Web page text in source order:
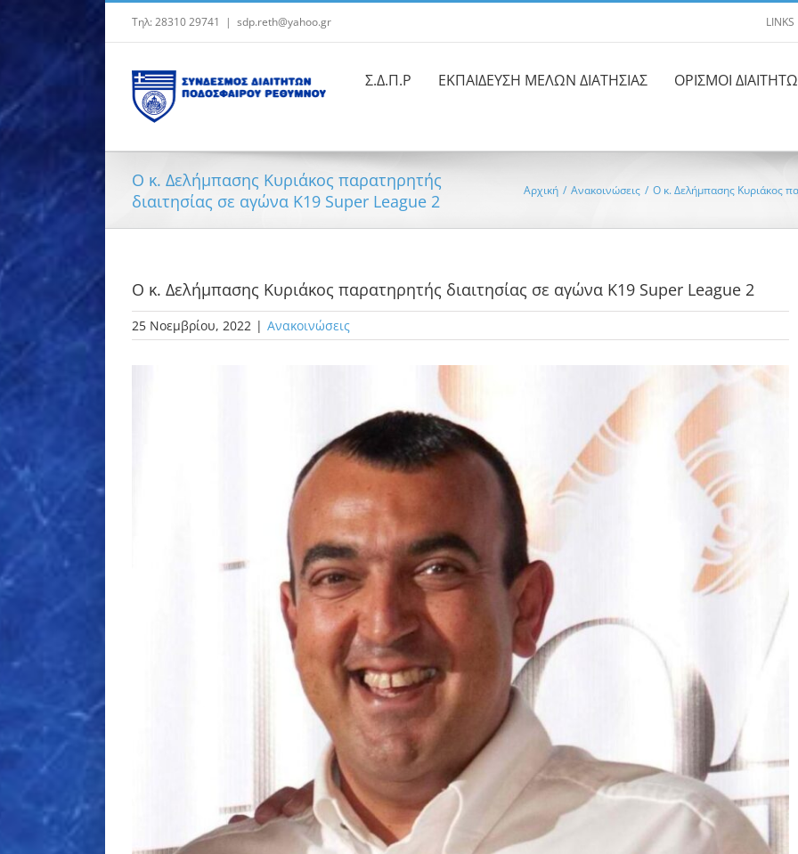
περιεχόμενο
Τηλ: 28310 29741 | sdp.reth@yahoo.gr LINKS
Σ.Δ.Π.Ρ ΕΚΠΑΙΔΕΥΣΗ ΜΕΛΩΝ ΔΙΑΤΗΣΙΑΣ ΟΡΙΣΜΟΙ
Ο κ. Δελήμπασης Κυριάκος παρατηρητής
διαιτησίας σε αγώνα K19 Super League 2
Αρχική / Ανακοινώσεις / Ο κ. Δελήμπασης Κυριάκος
Ο κ. Δελήμπασης Κυριάκος παρατηρητής διαιτησίας σε αγώνα K19 Super League 2
25 Νοεμβρίου, 2022 | Ανακοινώσεις